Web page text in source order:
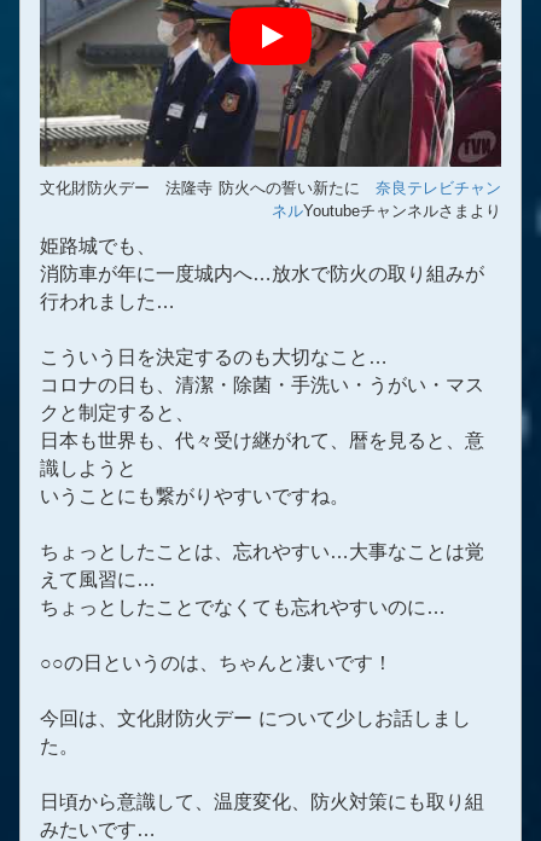
文化財防火デー 法隆寺 防火への誓い新たに 奈良テレビチャン
ネルYoutubeチャンネルさまより
姫路城でも、
消防車が年に一度城内へ…放水で防火の取り組みが
行われました…
こういう日を決定するのも大切なこと…
コロナの日も、清潔・除菌・手洗い・うがい・マス
クと制定すると、
日本も世界も、代々受け継がれて、暦を見ると、意
識しようと
いうことにも繋がりやすいですね。
ちょっとしたことは、忘れやすい…大事なことは覚
えて風習に…
ちょっとしたことでなくても忘れやすいのに…
○○の日というのは、ちゃんと凄いです！
今回は、文化財防火デー について少しお話しまし
た。
日頃から意識して、温度変化、防火対策にも取り組
みたいです…